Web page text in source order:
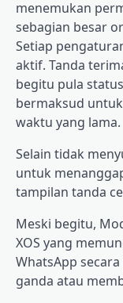
menemukan
sebagian besar
Setiap
aktif. Tanda
begitu pula
bermaksud
waktu yang lama.
Selain tidak
untuk
tampilan tanda
Meski begitu,
XOS yang
WhatsApp
ganda atau